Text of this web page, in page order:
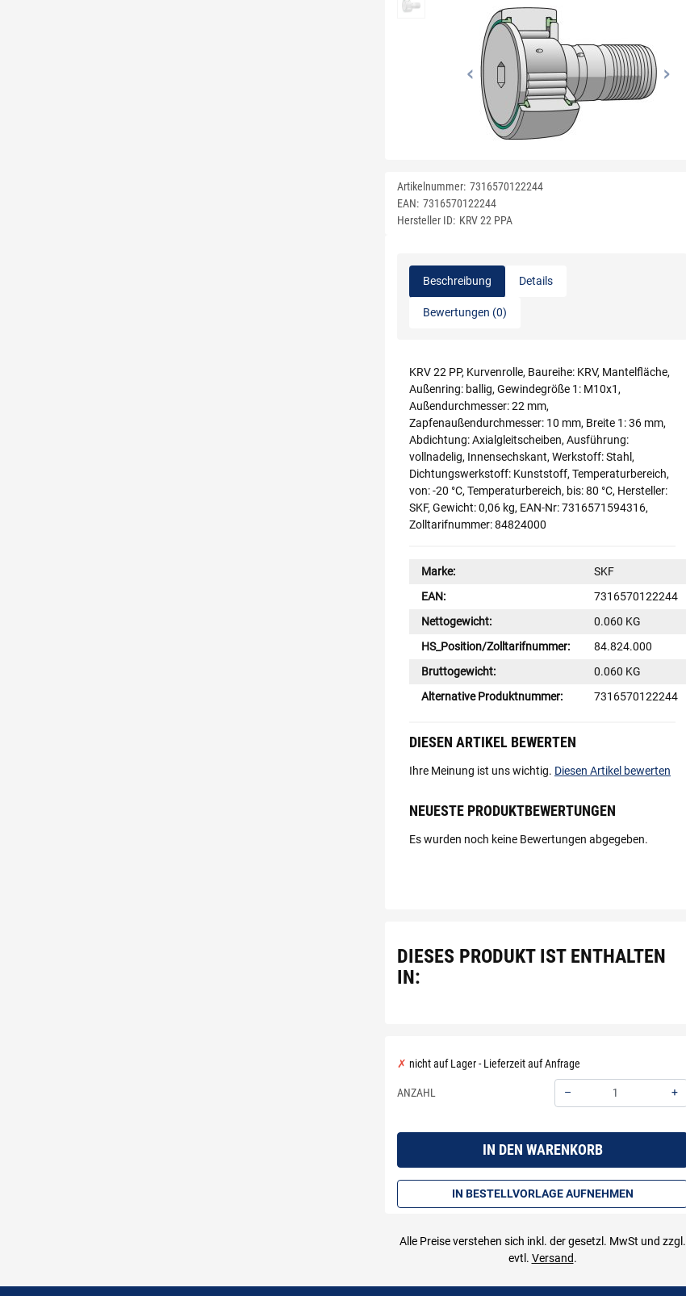
Artikelnummer: 7316570122244
EAN: 7316570122244
Hersteller ID: KRV 22 PPA
Beschreibung Details
Bewertungen (0)
KRV 22 PP, Kurvenrolle, Baureihe: KRV, Mantelfläche,
Außenring: ballig, Gewindegröße 1: M10x1,
Außendurchmesser: 22 mm,
Zapfenaußendurchmesser: 10 mm, Breite 1: 36 mm,
Abdichtung: Axialgleitscheiben, Ausführung:
vollnadelig, Innensechskant, Werkstoff: Stahl,
Dichtungswerkstoff: Kunststoff, Temperaturbereich,
von: -20 °C, Temperaturbereich, bis: 80 °C, Hersteller:
SKF, Gewicht: 0,06 kg, EAN-Nr: 7316571594316,
Zolltarifnummer: 84824000
Marke:
SKF
EAN:
7316570122244
Nettogewicht:
0.060 KG
HS_Position/Zolltarifnummer:
84.824.000
Bruttogewicht:
0.060 KG
Alternative Produktnummer:
7316570122244
DIESEN ARTIKEL BEWERTEN
Ihre Meinung ist uns wichtig. Diesen Artikel bewerten
NEUESTE PRODUKTBEWERTUNGEN
Es wurden noch keine Bewertungen abgegeben.
DIESES PRODUKT IST ENTHALTEN
IN:
nicht auf Lager - Lieferzeit auf Anfrage
ANZAHL –
+
IN DEN WARENKORB
IN BESTELLVORLAGE AUFNEHMEN
Alle Preise verstehen sich inkl. der gesetzl. MwSt und zzgl.
evtl. Versand.